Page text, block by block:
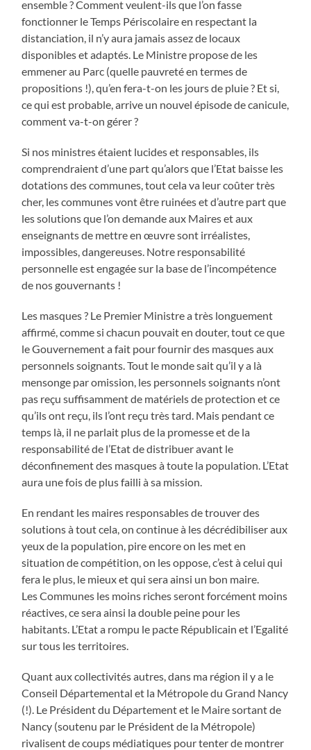
ensemble ? Comment veulent-ils que l’on fasse
fonctionner le Temps Périscolaire en respectant la
distanciation, il n’y aura jamais assez de locaux
disponibles et adaptés. Le Ministre propose de les
emmener au Parc (quelle pauvreté en termes de
propositions !), qu’en fera-t-on les jours de pluie ? Et si,
ce qui est probable, arrive un nouvel épisode de canicule,
comment va-t-on gérer ?
Si nos ministres étaient lucides et responsables, ils
comprendraient d’une part qu’alors que l’Etat baisse les
dotations des communes, tout cela va leur coûter très
cher, les communes vont être ruinées et d’autre part que
les solutions que l’on demande aux Maires et aux
enseignants de mettre en œuvre sont irréalistes,
impossibles, dangereuses. Notre responsabilité
personnelle est engagée sur la base de l’incompétence
de nos gouvernants !
Les masques ? Le Premier Ministre a très longuement
affirmé, comme si chacun pouvait en douter, tout ce que
le Gouvernement a fait pour fournir des masques aux
personnels soignants. Tout le monde sait qu’il y a là
mensonge par omission, les personnels soignants n’ont
pas reçu suffisamment de matériels de protection et ce
qu’ils ont reçu, ils l’ont reçu très tard. Mais pendant ce
temps là, il ne parlait plus de la promesse et de la
responsabilité de l’Etat de distribuer avant le
déconfinement des masques à toute la population. L’Etat
aura une fois de plus failli à sa mission.
En rendant les maires responsables de trouver des
solutions à tout cela, on continue à les décrédibiliser aux
yeux de la population, pire encore on les met en
situation de compétition, on les oppose, c’est à celui qui
fera le plus, le mieux et qui sera ainsi un bon maire.
Les Communes les moins riches seront forcément moins
réactives, ce sera ainsi la double peine pour les
habitants. L’Etat a rompu le pacte Républicain et l’Egalité
sur tous les territoires.
Quant aux collectivités autres, dans ma région il y a le
Conseil Départemental et la Métropole du Grand Nancy
(!). Le Président du Département et le Maire sortant de
Nancy (soutenu par le Président de la Métropole)
rivalisent de coups médiatiques pour tenter de montrer